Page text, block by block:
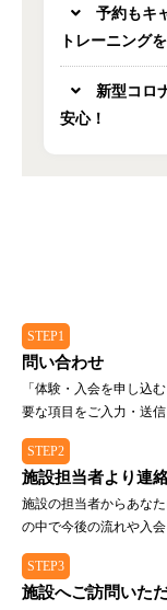
予約もキ
トレーニング
新型コロ
安心！
STEP1
問い合わせ
「体験・入会を申し込
要な項目をご入力・送
STEP2
施設担当者より連
施設の担当者からあな
の中で今後の流れや入
STEP3
施設へご訪問いた